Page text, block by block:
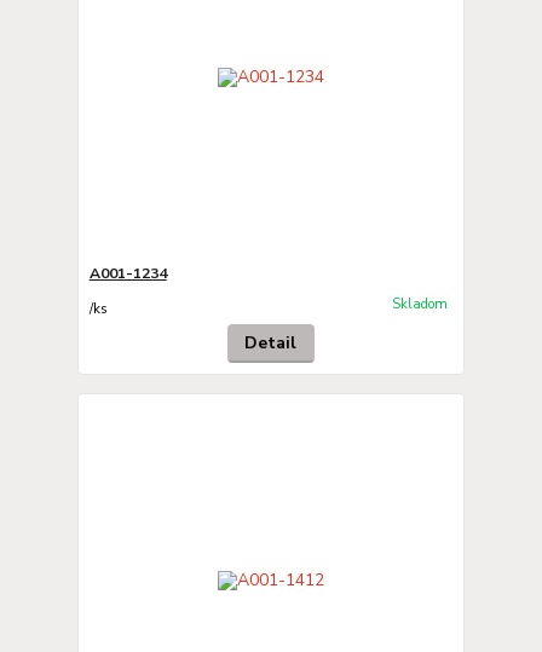
A001-1234
/ks Skladom
Detail